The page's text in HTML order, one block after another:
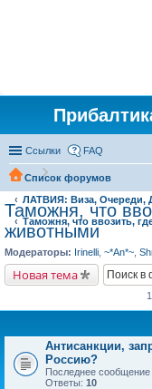
Ссылки FAQ
Список форумов
ЛАТВИЯ: Виза, Очереди,
Таможня, что ввозить,
Таможня, что
животными
Модераторы: Irinelli ~*An*~
Новая тема
Антисанкции,
Россию?
Последнее сообщение
Ответы: 10